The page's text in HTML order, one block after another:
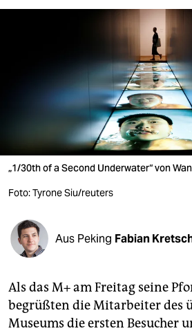
verlag
shop
fragen & hilfe
unterstützen
abo
„1/30th of a Second Underwater“ von
Foto: Tyrone Siu/reuters
Aus Peking Fabian
Als das M+ am Freitag seine
begrüßten die Mitarbeiter des
Museums die ersten Besucher